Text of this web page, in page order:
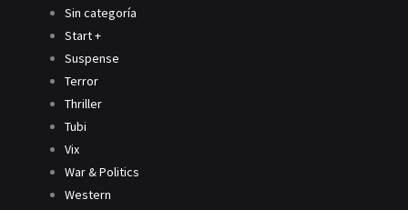
Sin categoría
Start +
Suspense
Terror
Thriller
Tubi
Vix
War & Politics
Western